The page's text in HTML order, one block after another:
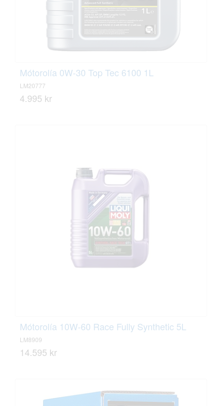
Mótorolía 0W-30 Top Tec 6100 1L
LM20777
4.995 kr
Mótorolía 10W-60 Race Fully Synthetic 5L
LM8909
14.595 kr